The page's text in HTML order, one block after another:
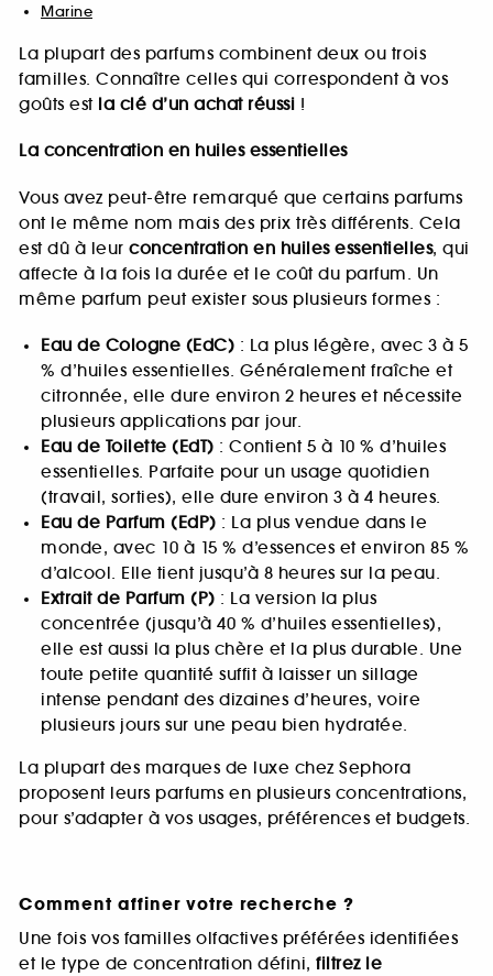
Marine
La plupart des parfums combinent deux ou trois
familles. Connaître celles qui correspondent à vos
goûts est la clé d’un achat réussi !
La concentration en huiles essentielles
Vous avez peut-être remarqué que certains parfums
ont le même nom mais des prix très différents. Cela
est dû à leur concentration en huiles essentielles, qui
affecte à la fois la durée et le coût du parfum. Un
même parfum peut exister sous plusieurs formes :
Eau de Cologne (EdC) : La plus légère, avec 3 à 5
% d’huiles essentielles. Généralement fraîche et
citronnée, elle dure environ 2 heures et nécessite
plusieurs applications par jour.
Eau de Toilette (EdT) : Contient 5 à 10 % d’huiles
essentielles. Parfaite pour un usage quotidien
(travail, sorties), elle dure environ 3 à 4 heures.
Eau de Parfum (EdP) : La plus vendue dans le
monde, avec 10 à 15 % d’essences et environ 85 %
d’alcool. Elle tient jusqu’à 8 heures sur la peau.
Extrait de Parfum (P) : La version la plus
concentrée (jusqu’à 40 % d’huiles essentielles),
elle est aussi la plus chère et la plus durable. Une
toute petite quantité suffit à laisser un sillage
intense pendant des dizaines d’heures, voire
plusieurs jours sur une peau bien hydratée.
La plupart des marques de luxe chez Sephora
proposent leurs parfums en plusieurs concentrations,
pour s’adapter à vos usages, préférences et budgets.
Comment affiner votre recherche ?
Une fois vos familles olfactives préférées identifiées
et le type de concentration défini, filtrez le